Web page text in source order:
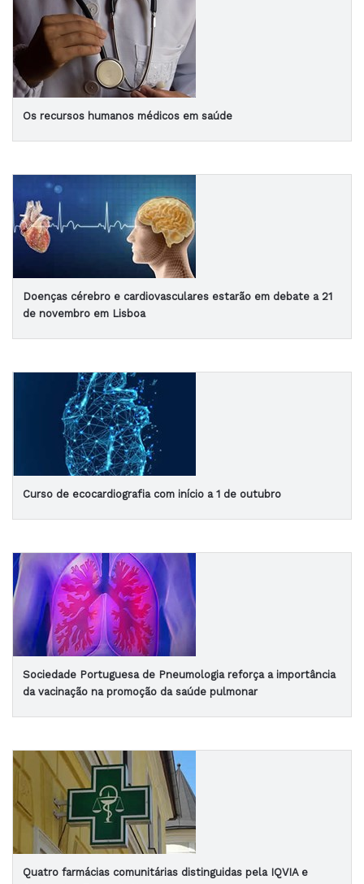
Os recursos humanos médicos em saúde
Doenças cérebro e cardiovasculares estarão em debate a 21
de novembro em Lisboa
Curso de ecocardiografia com início a 1 de outubro
Sociedade Portuguesa de Pneumologia reforça a importância
da vacinação na promoção da saúde pulmonar
Quatro farmácias comunitárias distinguidas pela IQVIA e